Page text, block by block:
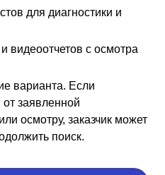
для диагностики и
видеоотчетов с осмотра
варианта. Если
заявленной
осмотру, заказчик может
поиск.